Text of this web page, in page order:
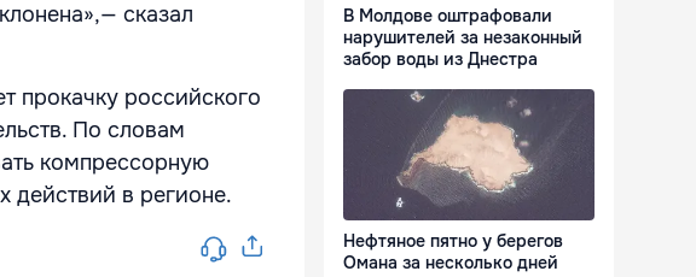
сказал
прокачку российского
По словам
компрессорную
действий в регионе.
В Молдове оштрафовали
нарушителей за незаконный
забор воды из Днестра
Нефтяное пятно у берегов
Омана за несколько дней